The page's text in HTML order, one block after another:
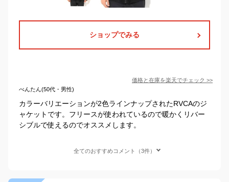
ショップでみる
価格と在庫を楽天でチェック >>
べんたん(50代・男性)
カラーバリエーションが2色ラインナップされたRVCAのジ
ャケットです。フリースが使われているので暖かくリバー
シブルで使えるのでオススメします。
全てのおすすめコメント（3件）